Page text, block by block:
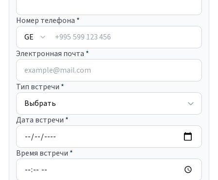
Номер телефона *
+995
Электронная почта *
Тип встречи *
Дата встречи *
Время встречи *